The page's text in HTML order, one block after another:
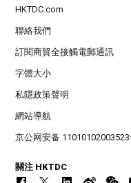
HKTDC.com
聯絡我們
訂閱商貿全接觸電郵通訊
字體大小
私隱政策聲明
網站導航
京公网安备
關注 HKTDC